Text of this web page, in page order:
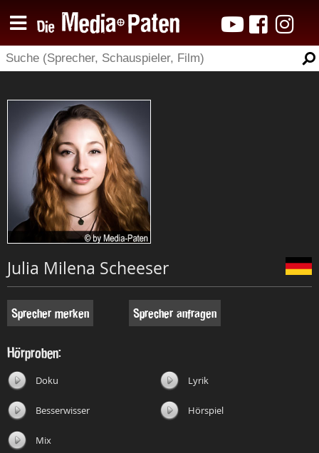
Julia Milena Scheeser
Sprecher merken Sprecher anfragen
Hörproben:
Doku Lyrik
Besserwisser Hörspiel
Mix